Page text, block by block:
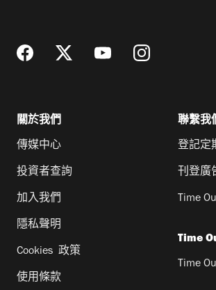
關於我們
傳媒中心
投資者查詢
加入我們
隱私聲明
Cookies 政策
使用條款
聯繫我
登記定
刊登廣
Time
Time
Time